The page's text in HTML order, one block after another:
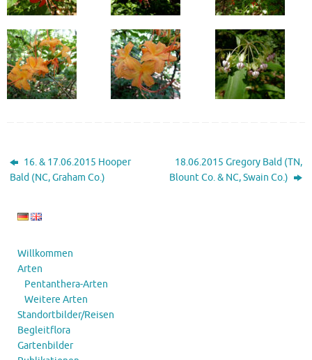
16. & 17.06.2015 Hooper
Bald (NC, Graham Co.)
18.06.2015 Gregory Bald (TN,
Blount Co. & NC, Swain Co.)
Willkommen
Arten
Pentanthera-Arten
Weitere Arten
Standortbilder/Reisen
Begleitflora
Gartenbilder